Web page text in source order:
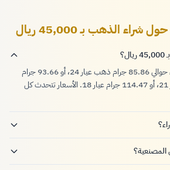
الذهب بـ 45,000 ريال
بـ 45,000 ريال، يمكنك شراء حوالي 85.86 جرام ذهب عيار 24، أو 93.66 جرام
عيار 22، أو 98.12 جرام عيار 21، أو 114.47 جرام عيار 18. الأسعار تتحدث كل